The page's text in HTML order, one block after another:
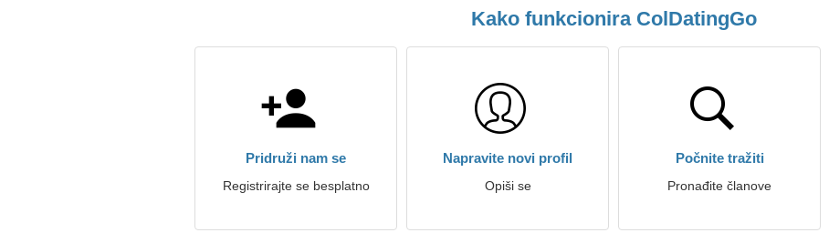
Kako funkcionira ColDatingGo
Pridruži nam se
Registrirajte se besplatno
Napravite novi profil
Opiši se
Počnite tražiti
Pronađite članove